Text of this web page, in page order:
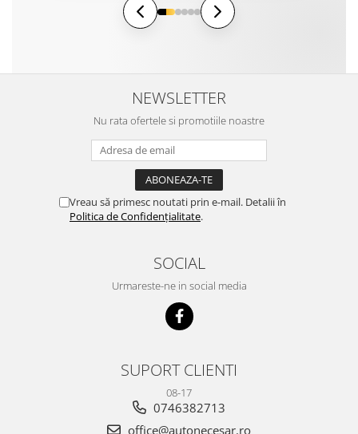
NEWSLETTER
Nu rata ofertele si promotiile noastre
Vreau să primesc noutati prin e-mail. Detalii în
Politica de Confidențialitate.
SOCIAL
Urmareste-ne in social media
SUPORT CLIENTI
08-17
0746382713
office@autonecesar.ro